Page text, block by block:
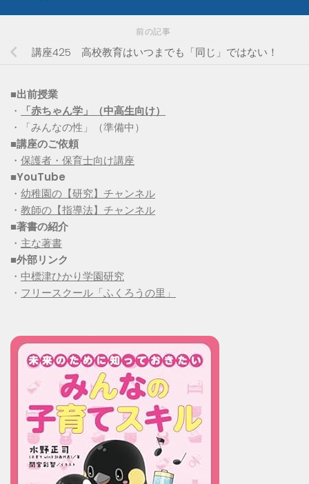
前の記事
講座425 高校教育はいつまでも「同じ」ではない！
■出前授業
・
「赤ちゃん学」（中高生向け）
・「みんなの性」（準備中）
■講座のご依頼
・ 保護者・保育士向け講座
■YouTube
・ 幼稚園の【研究】チャンネル
・ 教師の【指導法】チャンネル
■著書の紹介
・ 主な著書
■外部リンク
・ 中標津ひかり学園研究
・ フリースクール「ふくろうの里」